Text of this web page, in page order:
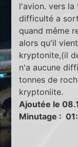
l'avion. vers la
difficulté a
quand même
alors qu'il
kryptonite,(il
n'a aucune
tonnes de
kryptoniite.
Ajoutée le
Minutage :